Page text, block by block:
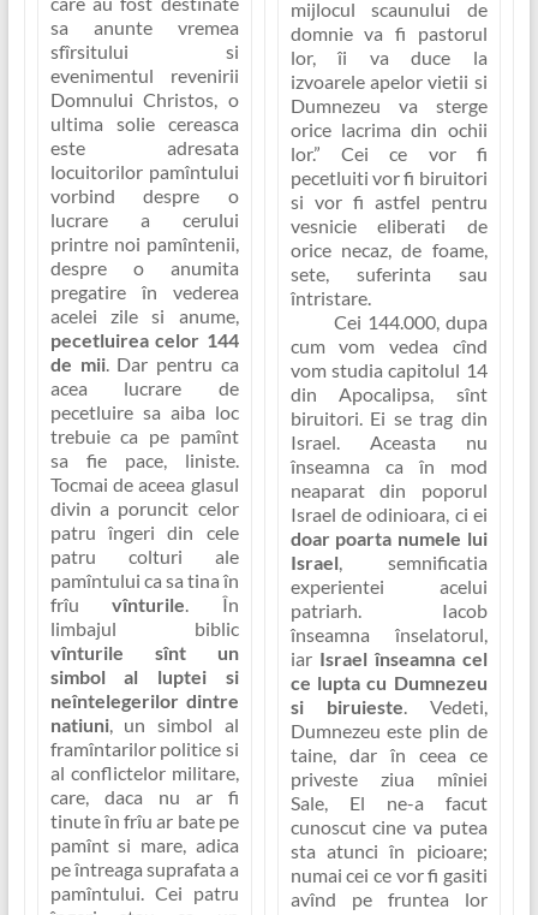
sa anunte vremea
sfîrsitului si
evenimentul revenirii
Domnului Christos, o
ultima solie cereasca
este adresata
locuitorilor pamîntului
vorbind despre o
lucrare a cerului
printre noi pamîntenii,
despre o anumita
pregatire în vederea
acelei zile si anume,
pecetluirea celor 144
de mii. Dar pentru ca
acea lucrare de
pecetluire sa aiba loc
trebuie ca pe pamînt
sa fie pace, liniste.
Tocmai de aceea glasul
divin a poruncit celor
patru îngeri din cele
patru colturi ale
pamîntului ca sa tina în
frîuvînturile . În
limbajul biblic
vînturile sînt un
simbol al luptei si
neîntelegerilor dintre
natiuni, un simbol al
framîntarilor politice si
al conflictelor militare,
care, daca nu ar fi
tinute în frîu ar bate pe
pamînt si mare, adica
pe întreaga suprafata a
pamîntului. Cei patru
mijlocul scaunului de
domnie va fi pastorul
lor, îi va duce la
izvoarele apelor vietii si
Dumnezeu va sterge
orice lacrima din ochii
lor.” Cei ce vor fi
pecetluiti vor fi biruitori
si vor fi astfel pentru
vesnicie eliberati de
orice necaz, de foame,
sete, suferinta sau
întristare.
Cei 144.000, dupa
cum vom vedea cînd
vom studia capitolul 14
din Apocalipsa, sînt
biruitori. Ei se trag din
Israel. Aceasta nu
înseamna ca în mod
neaparat din poporul
Israel de odinioara, ci ei
doar poarta numele lui
Israel, semnificatia
experientei acelui
patriarh. Iacob
înseamna înselatorul,
iar Israel înseamna cel
ce lupta cu Dumnezeu
si biruieste . Vedeti,
Dumnezeu este plin de
taine, dar în ceea ce
priveste ziua mîniei
Sale, El ne-a facut
cunoscut cine va putea
sta atunci în picioare;
numai cei ce vor fi gasiti
avînd pe fruntea lor